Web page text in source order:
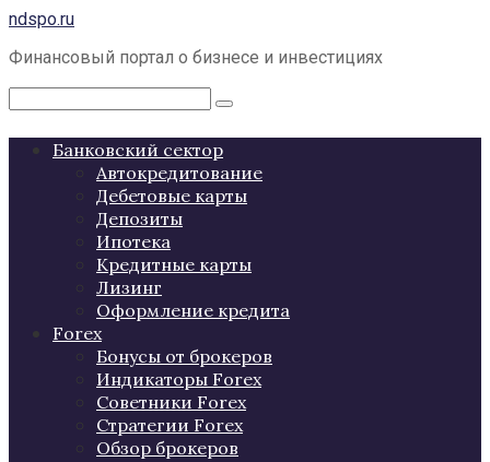
Перейти
контенту
ndspo.ru
Финансовый портал о бизнесе и инвестициях
Поиск:
Банковский сектор
Автокредитование
Дебетовые карты
Депозиты
Ипотека
Кредитные карты
Лизинг
Оформление кредита
Forex
Бонусы от брокеров
Индикаторы Forex
Советники Forex
Стратегии Forex
Обзор брокеров